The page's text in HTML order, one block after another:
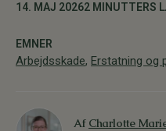
14. MAJ 20262 MINUTTERS
EMNER
Arbejdsskade, Erstatning og
Af Charlotte